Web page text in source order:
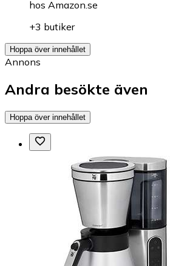
hos Amazon.se
+3 butiker
Hoppa över innehållet
Annons
Andra besökte även
Hoppa över innehållet